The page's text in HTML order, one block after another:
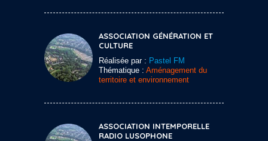
ASSOCIATION GÉNÉRATION ET
CULTURE
Réalisée par : Pastel FM
Thématique : Aménagement du
territoire et environnement
ASSOCIATION INTEMPORELLE
RADIO LUSOPHONE